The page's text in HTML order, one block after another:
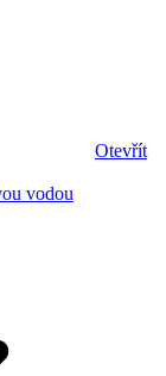
Otevřít
vodou